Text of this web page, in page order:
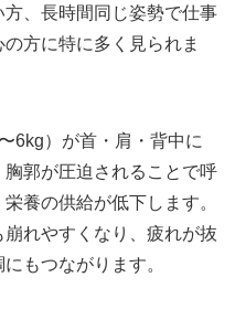
方、長時間同じ姿勢で仕事
方に特に多く見られま
6kg）が首・肩・背中に
郭が圧迫されることで呼
養の供給が低下します。
れやすくなり、疲れが抜
もつながります。